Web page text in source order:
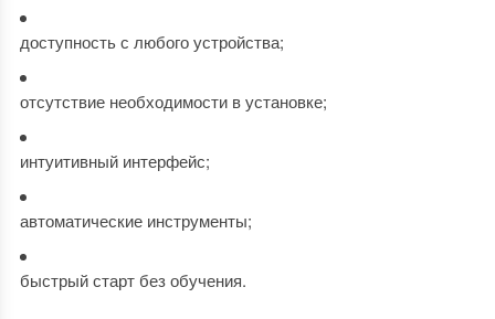
доступность с любого устройства;
отсутствие необходимости в установке;
интуитивный интерфейс;
автоматические инструменты;
быстрый старт без обучения.